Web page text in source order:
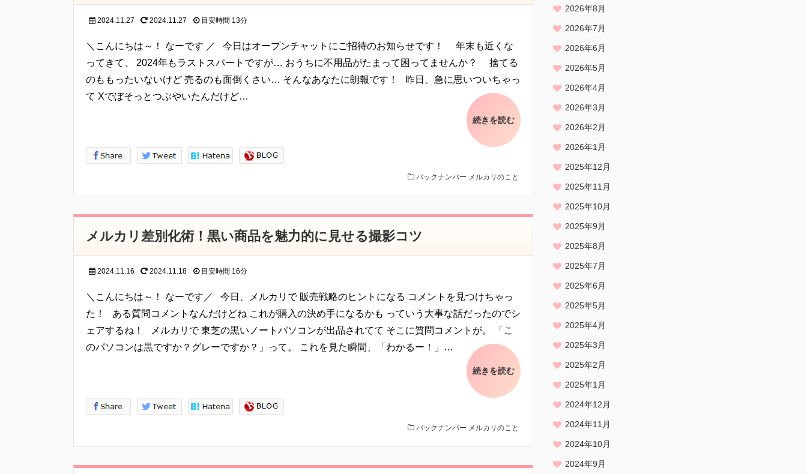
電子メールアドレス、職業、勤務先等、特定の個人を識別し得る情報をいいます。
当方は、以下の目的のため、その範囲内においてのみ、個人情報を収集・利用いたします。当方による個人情報の収集・利用
は、お客様の自発的な提供によるものであり、お客様が個人情報を提供された場合は、当方が本方針に則って個人情報を 利用
することをお客様が許諾したものとします。
・ご注文された当方の商品をお届けするうえで必要な業務
事前に本人の同意を得ることなく、個人情報を第三者に開示・提供することはありません。
個人情報の管理
当方は、個人情報の漏洩、滅失、毀損等を防止するために、個人情報保護管理責任者を設置し、
十分な安全保護に努め、 また、個人情報を正確に、また最新なものに保つよう、 お預かりした個人情報の適切な管理を行いま
す。
当方は、お客様が当社にご提供いただいた個人情報の照会、修正または削除を希望される場合は、
ご本人であることを確認させていただいたうえで、合理的な範囲ですみやかに 対応させていただきます。
プライバシーに関する意見・苦情・異議申し立てについて
お客様が、当ウェブサイトで掲示した本方針を守っていないと思われる場合には、お問い合わせを通じて当方にまずご連絡く
2024.11.27 2024.11.27 目安時間 13分
＼こんにちは～！ なーです ／ 今日はオープンチャットにご招待のお知らせです！ 年末も近くな
ってきて、 2024年もラストスパートですが… おうちに不用品がたまって困ってませんか？ 捨てる
のももったいないけど 売るのも面倒くさい… そんなあなたに朗報です！ 昨日、急に思いついちゃっ
て Xでぼそっとつぶやいたんだけど…
続きを読む
バックナンバー メルカリのこと
メルカリ差別化術！黒い商品を魅力的に見せる撮影コツ
2024.11.16 2024.11.18 目安時間 16分
＼こんにちは～！ なーです／ 今日、メルカリで 販売戦略のヒントになる コメントを見つけちゃっ
た！ ある質問コメントなんだけどね これが購入の決め手になるかも っていう大事な話だったのでシ
ェアするね！ メルカリで 東芝の黒いノートパソコンが出品されてて そこに質問コメントが。 「こ
のパソコンは黒ですか？グレーですか？」って。 これを見た瞬間、「わかるー！」…
続きを読む
バックナンバー メルカリのこと
2026年8月
2026年7月
2026年6月
2026年5月
2026年4月
2026年3月
2026年2月
2026年1月
2025年12月
2025年11月
2025年10月
2025年9月
2025年8月
2025年7月
2025年6月
2025年5月
2025年4月
2025年3月
2025年2月
2025年1月
2024年12月
2024年11月
2024年10月
2024年9月